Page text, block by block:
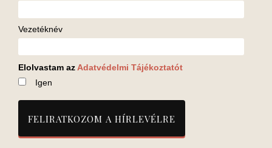
Vezetéknév
Elolvastam az Adatvédelmi Tájékoztatót
Igen